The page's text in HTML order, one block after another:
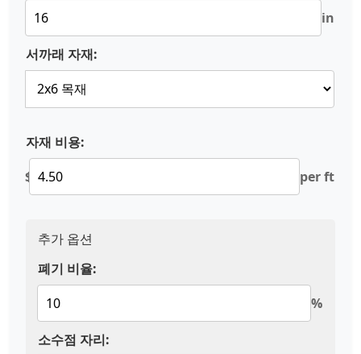
in
서까래 자재:
자재 비용:
$
per ft
추가 옵션
폐기 비율:
%
소수점 자리: